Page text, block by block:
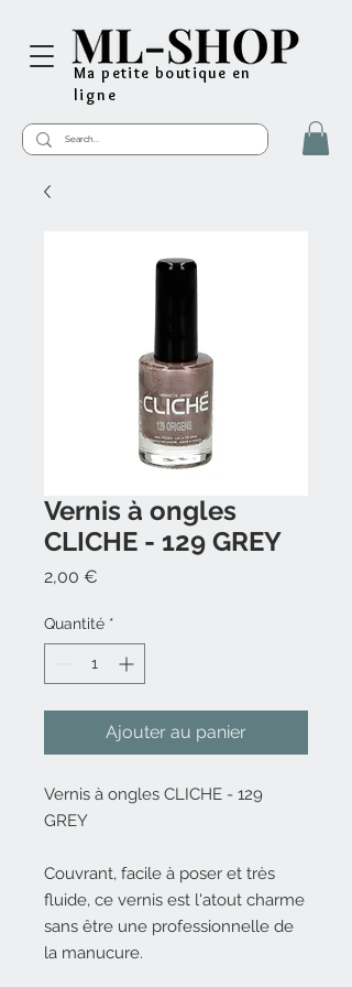
Ma petite boutique en
ligne
Vernis à ongles
CLICHE - 129 GREY
2,00 €
Quantité *
Ajouter au panier
Vernis à ongles CLICHE - 129
GREY
Couvrant, facile à poser et très
fluide, ce vernis est l'atout charme
sans être une professionnelle de
la manucure.